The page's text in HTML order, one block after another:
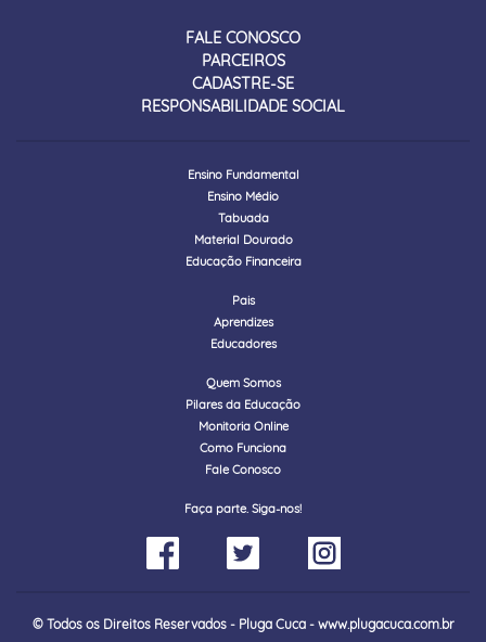
FALE CONOSCO
PARCEIROS
CADASTRE-SE
RESPONSABILIDADE SOCIAL
Ensino Fundamental
Ensino Médio
Tabuada
Material Dourado
Educação Financeira
Pais
Aprendizes
Educadores
Quem Somos
Pilares da Educação
Monitoria Online
Como Funciona
Fale Conosco
Faça parte. Siga-nos!
© Todos os Direitos Reservados - Pluga Cuca - www.plugacuca.com.br